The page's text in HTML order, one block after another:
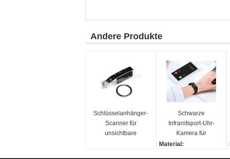
Andere Produkte
Schlüsselanhänger-
Scanner für
unsichtbare
Schwarze
Infrarotsport-Uhr-
Kamera für
Schürhaken-
Material: